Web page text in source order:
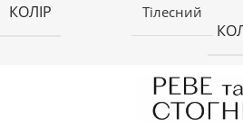
КОЛІР Тілесний